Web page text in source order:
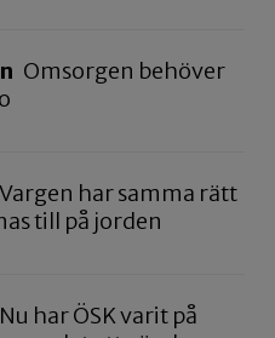
Omsorgen behöver
Vargen har samma rätt
till på jorden
Nu har ÖSK varit på